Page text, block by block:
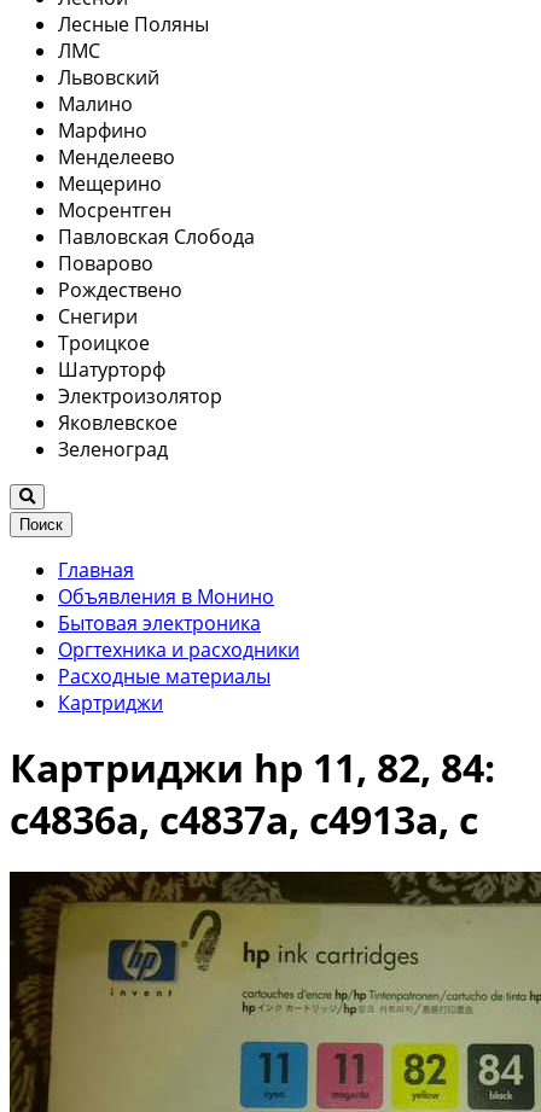
Лесные Поляны
ЛМС
Львовский
Малино
Марфино
Менделеево
Мещерино
Мосрентген
Павловская Слобода
Поварово
Рождествено
Снегири
Троицкое
Шатурторф
Электроизолятор
Яковлевское
Зеленоград
Поиск
Главная
Объявления в Монино
Бытовая электроника
Оргтехника и расходники
Расходные материалы
Картриджи
Картриджи hp 11, 82, 84:
c4836a, c4837a, c4913a, c